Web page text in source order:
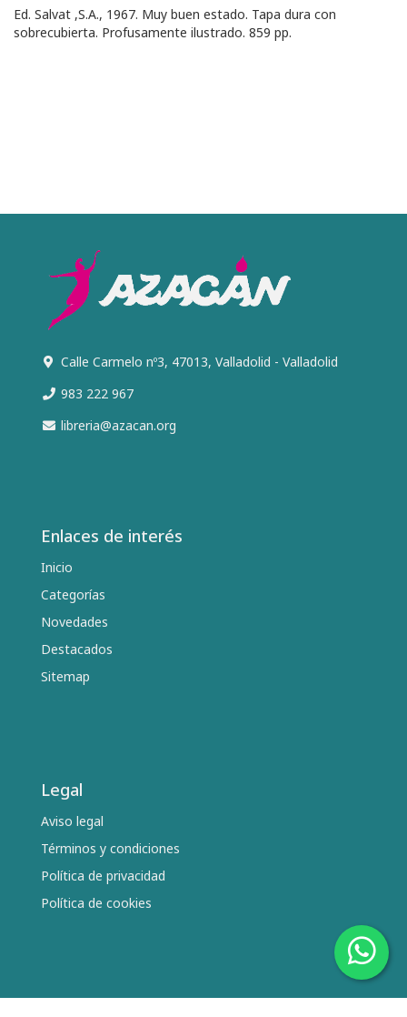
Ed. Salvat ,S.A., 1967. Muy buen estado. Tapa dura con
sobrecubierta. Profusamente ilustrado. 859 pp.
Calle Carmelo nº3, 47013, Valladolid - Valladolid
983 222 967
libreria@azacan.org
Enlaces de interés
Inicio
Categorías
Novedades
Destacados
Sitemap
Legal
Aviso legal
Términos y condiciones
Política de privacidad
Política de cookies